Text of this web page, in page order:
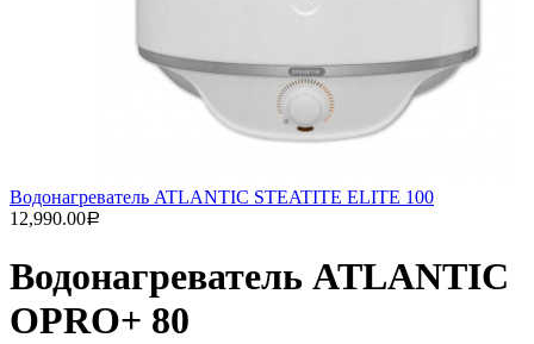
Водонагреватель ATLANTIC STEATITE ELITE 100
12,990.00Р
Водонагреватель ATLANTIC
OPRO+ 80